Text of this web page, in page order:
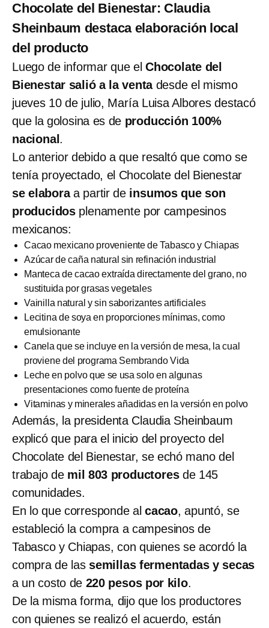
Chocolate del Bienestar: Claudia
Sheinbaum destaca elaboración local
del producto
Luego de informar que el Chocolate del
Bienestar salió a la ventadesde el mismo
jueves 10 de julio, María Luisa Albores destacó
que la golosina es de producción 100%
nacional .
Lo anterior debido a que resaltó que como se
tenía proyectado, el Chocolate del Bienestar
se elaboraa partir de insumos que son
producidos plenamente por campesinos
mexicanos:
Cacao mexicano proveniente de Tabasco y Chiapas
Azúcar de caña natural sin refinación industrial
Manteca de cacao extraída directamente del grano, no
sustituida por grasas vegetales
Vainilla natural y sin saborizantes artificiales
Lecitina de soya en proporciones mínimas, como
emulsionante
Canela que se incluye en la versión de mesa, la cual
proviene del programa Sembrando Vida
Leche en polvo que se usa solo en algunas
presentaciones como fuente de proteína
Vitaminas y minerales añadidas en la versión en polvo
Además, la presidenta Claudia Sheinbaum
explicó que para el inicio del proyecto del
Chocolate del Bienestar, se echó mano del
trabajo de mil 803 productoresde 145
comunidades.
En lo que corresponde al cacao, apuntó, se
estableció la compra a campesinos de
Tabasco y Chiapas, con quienes se acordó la
compra de las semillas fermentadas y secas
a un costo de 220 pesos por kilo.
De la misma forma, dijo que los productores
con quienes se realizó el acuerdo, están